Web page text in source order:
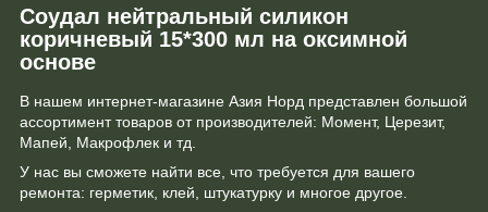
Соудал нейтральный силикон
коричневый 15*300 мл на оксимной
основе
В нашем интернет-магазине Азия Норд представлен большой
ассортимент товаров от производителей: Момент, Церезит,
Мапей, Макрофлек и тд.
У нас вы сможете найти все, что требуется для вашего
ремонта: герметик, клей, штукатурку и многое другое.